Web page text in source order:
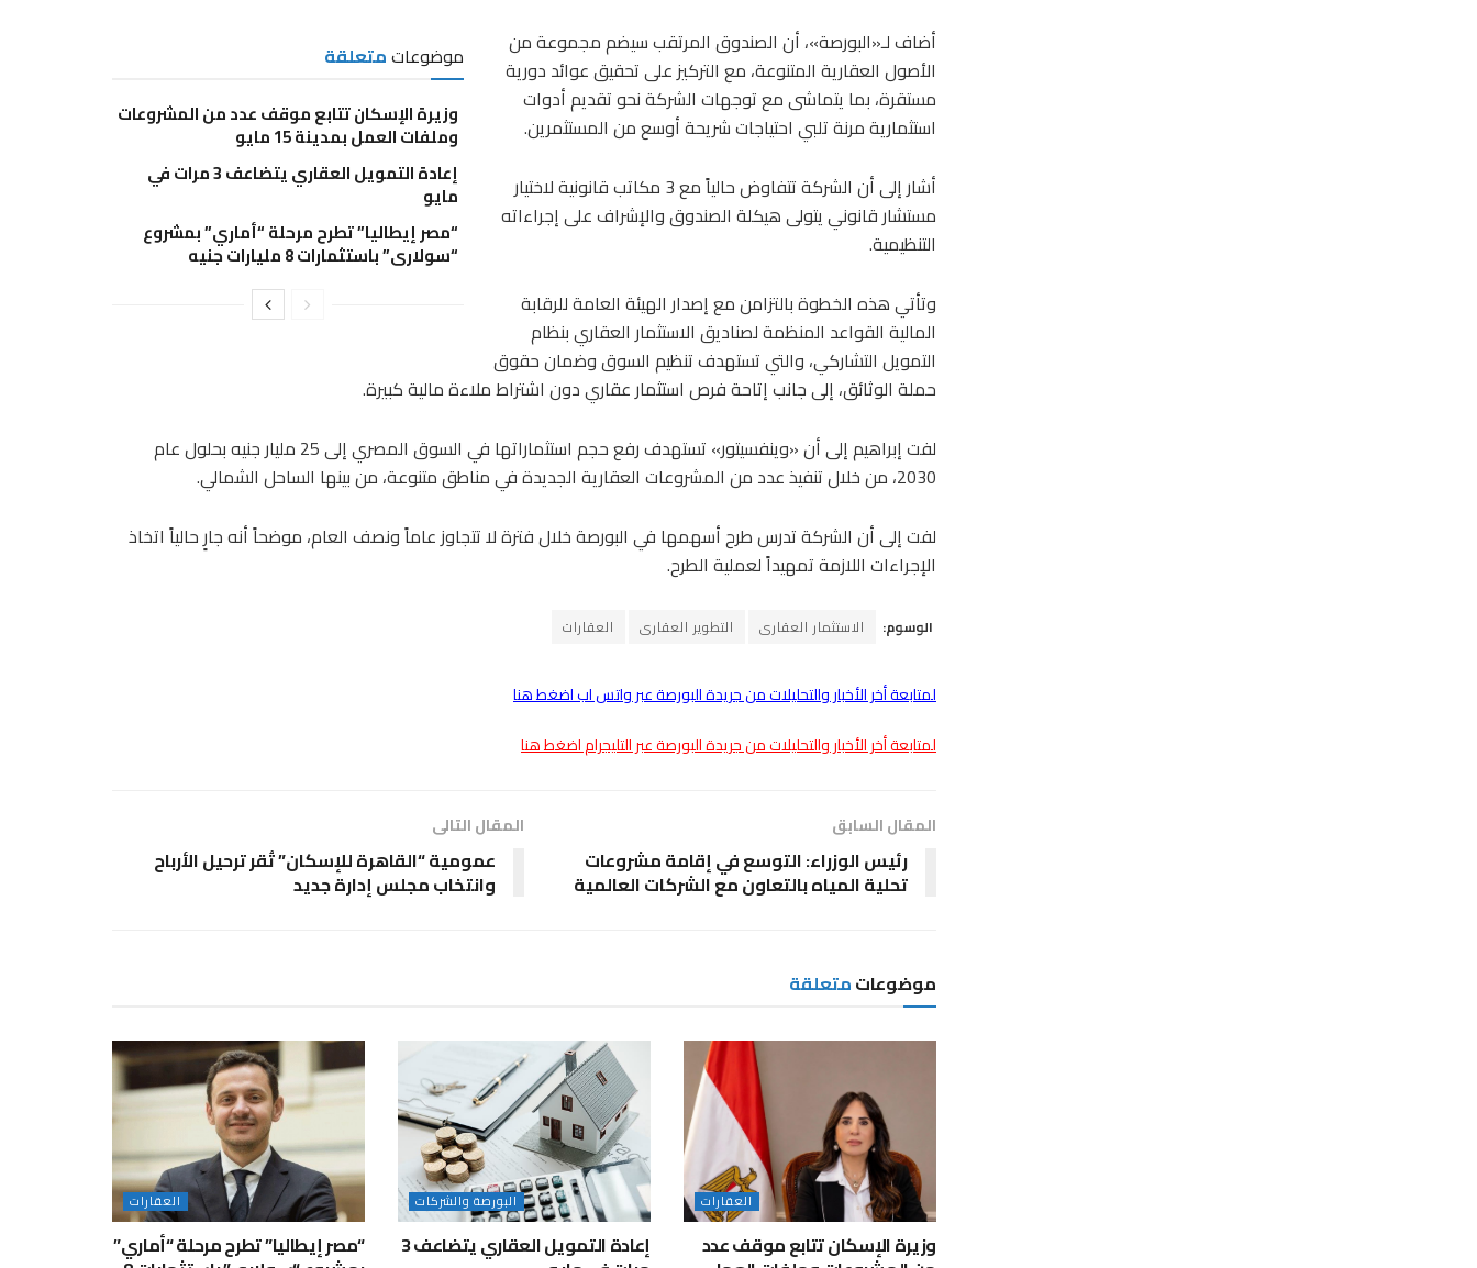
موضوعاتمتعلقة
وزيرة الإسكان تتابع موقف عدد من المشروعات
وملفات العمل بمدينة 15 مايو
إعادة التمويل العقاري يتضاعف 3 مرات في
مايو
“مصر إيطاليا” تطرح مرحلة “أماري” بمشروع
“سولاري” باستثمارات 8 مليارات جنيه
أضاف لـ«البورصة»، أن الصندوق المرتقب سيضم مجموعة من
الأصول العقارية المتنوعة، مع التركيز على تحقيق عوائد دورية
مستقرة، بما يتماشى مع توجهات الشركة نحو تقديم أدوات
استثمارية مرنة تلبي احتياجات شريحة أوسع من المستثمرين.
أشار إلى أن الشركة تتفاوض حالياً مع 3 مكاتب قانونية لاختيار
مستشار قانوني يتولى هيكلة الصندوق والإشراف على إجراءاته
التنظيمية.
وتأتي هذه الخطوة بالتزامن مع إصدار الهيئة العامة للرقابة
المالية القواعد المنظمة لصناديق الاستثمار العقاري بنظام
التمويل التشاركي، والتي تستهدف تنظيم السوق وضمان حقوق
حملة الوثائق، إلى جانب إتاحة فرص استثمار عقاري دون اشتراط ملاءة مالية كبيرة.
لفت إبراهيم إلى أن «وينفسيتور» تستهدف رفع حجم استثماراتها في السوق المصري إلى 25 مليار جنيه بحلول عام
2030، من خلال تنفيذ عدد من المشروعات العقارية الجديدة في مناطق متنوعة، من بينها الساحل الشمالي.
لفت إلى أن الشركة تدرس طرح أسهمها في البورصة خلال فترة لا تتجاوز عاماً ونصف العام، موضحاً أنه جارٍ حالياً اتخاذ
الإجراءات اللازمة تمهيداً لعملية الطرح.
الوسوم: الاستثمار العقارى التطوير العقارى العقارات
لمتابعة أخر الأخبار والتحليلات من جريدة البورصة عبر واتس اب اضغط هنا
لمتابعة أخر الأخبار والتحليلات من جريدة البورصة عبر التليجرام اضغط هنا
المقال السابق
رئيس الوزراء: التوسع في إقامة مشروعات
تحلية المياه بالتعاون مع الشركات العالمية
المقال التالى
عمومية “القاهرة للإسكان” تُقر ترحيل الأرباح
وانتخاب مجلس إدارة جديد
موضوعاتمتعلقة
العقارات
وزيرة الإسكان تتابع موقف عدد
البورصة والشركات
إعادة التمويل العقاري يتضاعف 3
العقارات
“مصر إيطاليا” تطرح مرحلة “أماري”